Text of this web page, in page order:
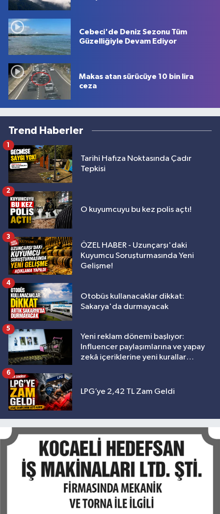
Cebeci'de Deniz Sezonu Tüm
Güzelliğiyle Devam Ediyor
Makas atan sürücüye 10 bin lira
ceza
Trend Haberler
Tarihi Hafıza Noktasında Çadır
Tepkisi
1
O kuyumcuyu bu kez polis açtı!
2
ÖZEL HABER - Uzunçarşı'daki
Kuyumcu Soruşturmasında Yeni
Gelişme!
3
Otobüs kullanacaklar dikkat:
Sakarya'da durmayacak
4
Yeni reklam dönemi başlıyor:
Influencer paylaşımlarına ve yapay
zekâ içeriklerine yeni kurallar
5
LPG’ye 2,42 TL Zam Geldi
6